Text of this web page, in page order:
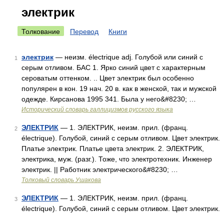
электрик
Толкование Перевод Книги
1 электрик — неизм. électrique adj. Голубой или синий с
серым отливом. БАС 1. Ярко синий цвет с характерным
сероватым оттенком. .. Цвет электрик был особенно
популярен в кон. 19 нач. 20 в. как в женской, так и мужской
одежде. Кирсанова 1995 341. Была у него&#8230; …
Исторический словарь галлицизмов русского языка
2 ЭЛЕКТРИК — 1. ЭЛЕКТРИК, неизм. прил. (франц.
électrique). Голубой, синий с серым отливом. Цвет электрик.
Платье электрик. Платье цвета электрик. 2. ЭЛЕКТРИК,
электрика, муж. (разг.). Тоже, что электротехник. Инженер
электрик. || Работник электрического&#8230; …
Толковый словарь Ушакова
3 ЭЛЕКТРИК — 1. ЭЛЕКТРИК, неизм. прил. (франц.
électrique). Голубой, синий с серым отливом. Цвет электрик.